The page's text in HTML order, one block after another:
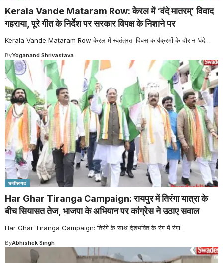
Kerala Vande Mataram Row: केरल में ‘वंदे मातरम्’ विवाद
गहराया, पूरे गीत के निर्देश पर सरकार विपक्ष के निशाने पर
Kerala Vande Mataram Row केरल में स्वतंत्रता दिवस कार्यक्रमों के दौरान ‘वंदे…
ByYoganand Shrivastava
छत्तीसगढ
Har Ghar Tiranga Campaign: रायपुर में तिरंगा यात्रा के
बीच सियासत तेज, भाजपा के अभियान पर कांग्रेस ने उठाए सवाल
Har Ghar Tiranga Campaign: तिरंगे के साथ देशभक्ति के रंग में रंगा…
ByAbhishek Singh